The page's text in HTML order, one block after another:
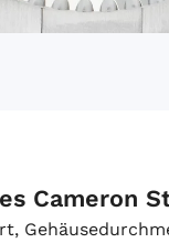
Cameron